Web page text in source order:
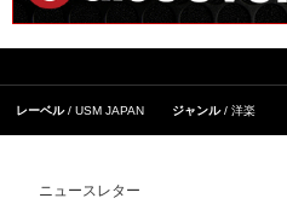
レーベル USM JAPAN ジャンル 洋楽
ニュースレター